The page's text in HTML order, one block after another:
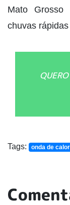
Mato
chuvas
Tags: onda de calor